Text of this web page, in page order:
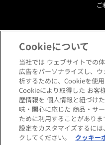
ご
プライ
クッ
閲覧
サ
Cookieについて
当社では ウェブサイトでの
広告をパーソナライズし、
析するために、Cookieを使
Cookieにより取得した お客
歴情報を 個人情報と紐づけ
味・関心に応じた 商品・サ
ために利用することがあり
設定をカスタマイズするに
クしてください。
クッキー